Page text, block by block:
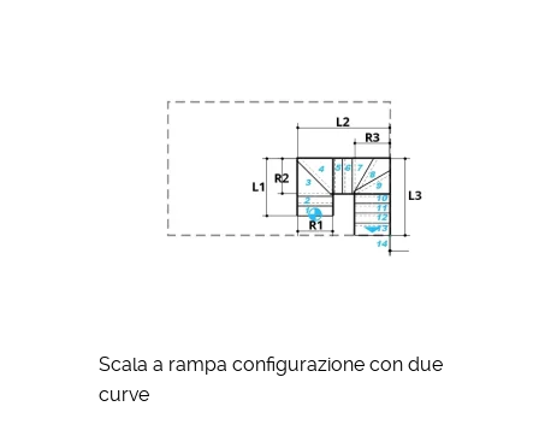
Scala a rampa configurazione con due
curve